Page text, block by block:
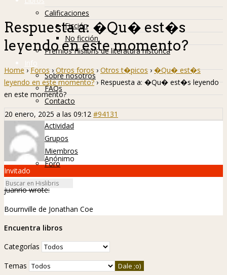
Calificaciones
Ficción
No ficción
Premios Hislibris de literatura histórica
Info
Sobre nosotros
FAQs
Contacto
Hislibreños
Actividad
Grupos
Miembros
Foro
Respuesta a: �Qu� est�s
leyendo en este momento?
Home › Foros › Otros foros › Otros t�picos › �Qu� est�s
leyendo en este momento? › Respuesta a: �Qu� est�s leyendo
en este momento?
20 enero, 2025 a las 09:12 #94131
Anónimo
Invitado
juanrio wrote:
Bournville de Jonathan Coe
Encuentra libros
Categorías
Temas